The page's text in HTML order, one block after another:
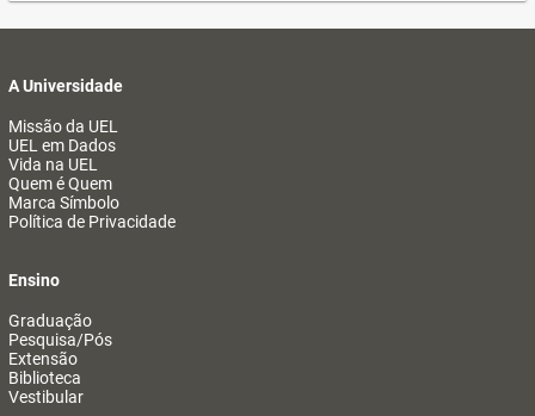
A Universidade
Missão da UEL
UEL em Dados
Vida na UEL
Quem é Quem
Marca Símbolo
Política de Privacidade
Ensino
Graduação
Pesquisa/Pós
Extensão
Biblioteca
Vestibular